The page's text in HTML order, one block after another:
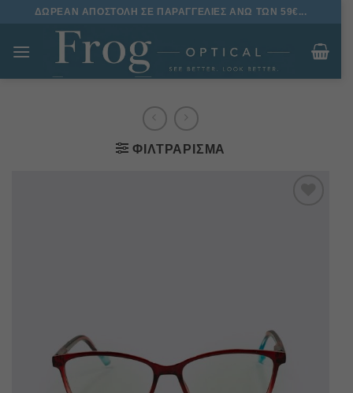
Μετάβαση
περιεχόμενο
ΔΩΡΕΑΝ ΑΠΟΣΤΟΛΗ ΣΕ ΠΑΡΑΓΓΕΛΙΕΣ ΑΝΩ ΤΩΝ 59€...
ΦΙΛΤΡΆΡΙΣΜΑ